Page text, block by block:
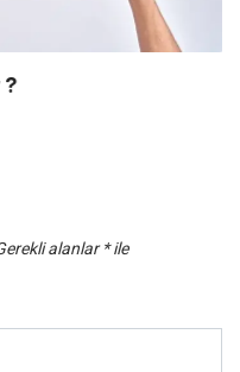
alanlar*ile